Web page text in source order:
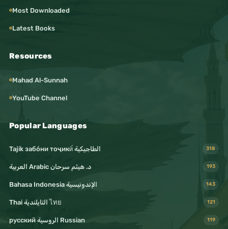
Most Downloaded
Latest Books
Resources
Mahad Al-Sunnah
YouTube Channel
Popular Languages
Tajik забо́ни тоҷикӣ́ الطاجيكية 318
د. هيثم سرحان Arabic العربية 193
Bahasa Indonesia الإندونيسية 143
Thai التايلندية ไทย 121
русский الروسية Russian 119